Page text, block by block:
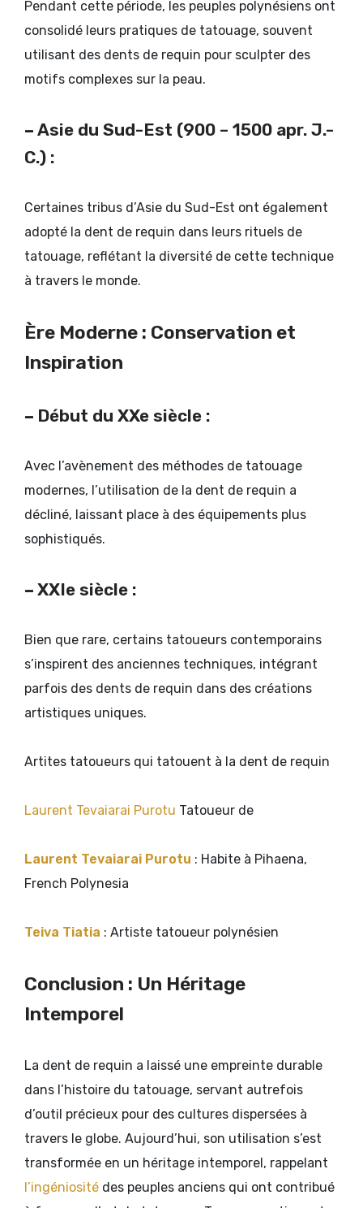
Pendant cette période, les peuples polynésiens ont
consolidé leurs pratiques de tatouage, souvent
utilisant des dents de requin pour sculpter des
motifs complexes sur la peau.
– Asie du Sud-Est (900 – 1500 apr. J.-
C.) :
Certaines tribus d’Asie du Sud-Est ont également
adopté la dent de requin dans leurs rituels de
tatouage, reflétant la diversité de cette technique
à travers le monde.
Ère Moderne : Conservation et
Inspiration
– Début du XXe siècle :
Avec l’avènement des méthodes de tatouage
modernes, l’utilisation de la dent de requin a
décliné, laissant place à des équipements plus
sophistiqués.
– XXIe siècle :
Bien que rare, certains tatoueurs contemporains
s’inspirent des anciennes techniques, intégrant
parfois des dents de requin dans des créations
artistiques uniques.
Artites tatoueurs qui tatouent à la dent de requin
Laurent Tevaiarai Purotu Tatoueur de
Laurent Tevaiarai Purotu : Habite à Pihaena,
French Polynesia
Teiva Tiatia : Artiste tatoueur polynésien
Conclusion : Un Héritage
Intemporel
La dent de requin a laissé une empreinte durable
dans l’histoire du tatouage, servant autrefois
d’outil précieux pour des cultures dispersées à
travers le globe. Aujourd’hui, son utilisation s’est
transformée en un héritage intemporel, rappelant
l’ingéniosité des peuples anciens qui ont contribué